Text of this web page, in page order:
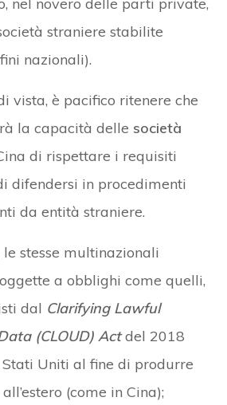
straniere stabilite
nazionali).
vista, è pacifico ritenere che
la capacità delle società
di rispettare i requisiti
difendersi in procedimenti
da entità straniere.
stesse multinazionali
a obblighi come quelli,
dal Clarifying Lawful
(CLOUD) Actdel 2018
Uniti al fine di produrre
(come in Cina);